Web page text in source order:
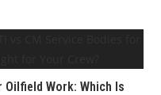
Oilfield Work: Which Is